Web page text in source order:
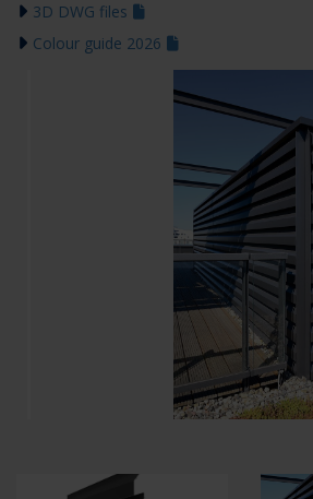
3D DWG files
Colour guide 2026